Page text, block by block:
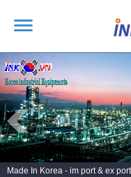
TRANG CHỦ
GIỚI THIỆU
SẢN PHẨM
DỊCH VỤ
TIN TỨC
Made In Korea - im port & ex port